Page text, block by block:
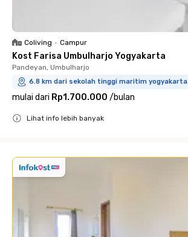
Coliving • Campur
Kost Farisa Umbulharjo Yogyakarta
Pandeyan, Umbulharjo
6.8 km dari sekolah tinggi maritim yogyakarta
mulai dari Rp1.700.000 /bulan
Lihat info lebih banyak